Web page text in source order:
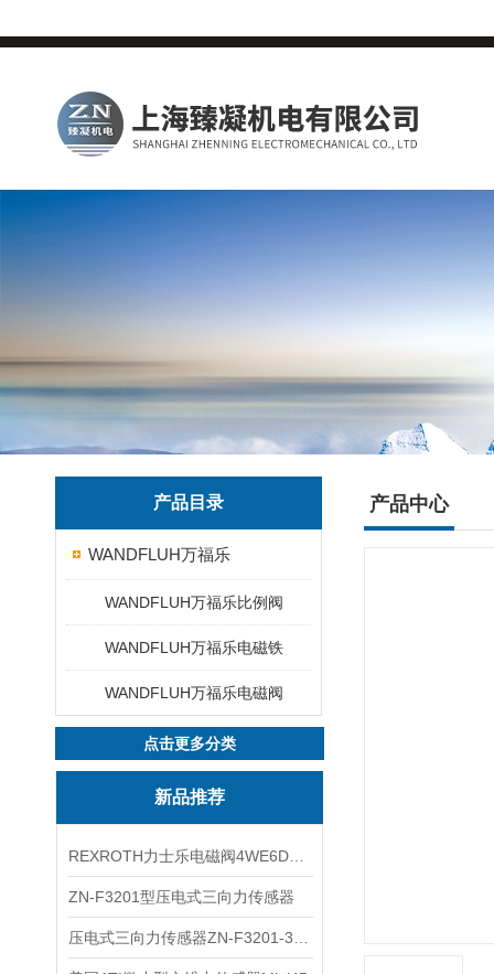
产品目录
WANDFLUH万福乐
WANDFLUH万福乐比例阀
WANDFLUH万福乐电磁铁
WANDFLUH万福乐电磁阀
点击更多分类
新品推荐
ZN-F3201型压电式三向力传感器
产品中心